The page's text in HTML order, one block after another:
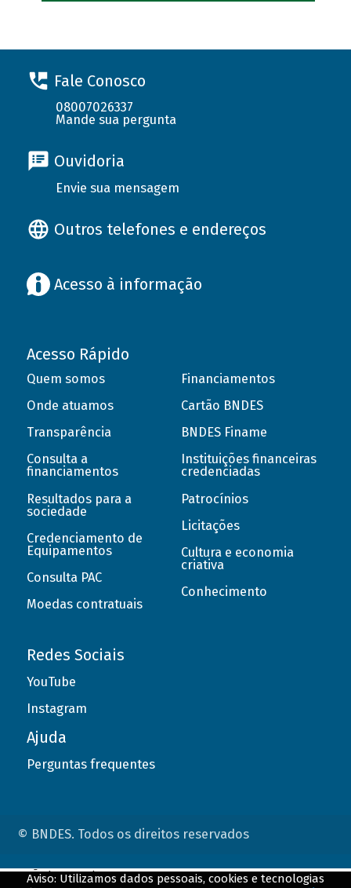
Fale Conosco
08007026337
Mande sua pergunta
Ouvidoria
Envie sua mensagem
Outros telefones e endereços
Acesso à informação
Acesso Rápido
Quem somos
Onde atuamos
Transparência
Consulta a
financiamentos
Resultados para a
sociedade
Credenciamento de
Equipamentos
Consulta PAC
Moedas contratuais
Financiamentos
Cartão BNDES
BNDES Finame
Instituições financeiras
credenciadas
Patrocínios
Licitações
Cultura e economia
criativa
Conhecimento
Redes Sociais
YouTube
Instagram
Ajuda
Perguntas frequentes
© BNDES. Todos os direitos reservados
Aviso: Utilizamos dados pessoais, cookies e tecnologias
ConteÃºdo complementar